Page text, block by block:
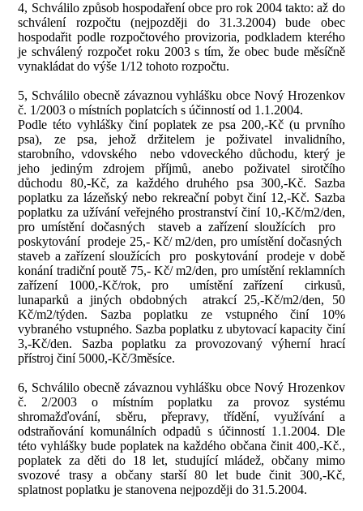
4, Schválilo způsob hospodaření obce pro rok 2004 takto: až do
schválení rozpočtu (nejpozději do 31.3.2004) bude obec
hospodařit podle rozpočtového provizoria, podkladem kterého
je schválený rozpočet roku 2003 s tím, že obec bude měsíčně
vynakládat do výše 1/12 tohoto rozpočtu.
5, Schválilo obecně závaznou vyhlášku obce Nový Hrozenkov
č. 1/2003 o místních poplatcích s účinností od 1.1.2004.
Podle této vyhlášky činí poplatek ze psa 200,-Kč (u prvního
psa), ze psa, jehož držitelem je poživatel invalidního,
starobního, vdovského
nebo vdoveckého důchodu, který je
jeho jediným zdrojem příjmů, anebo poživatel sirotčího
důchodu 80,-Kč, za každého druhého psa 300,-Kč. Sazba
poplatku za lázeňský nebo rekreační pobyt činí 12,-Kč. Sazba
poplatku za užívání veřejného prostranství činí 10,-Kč/m2/den,
pro umístění dočasných staveb a zařízení sloužících
pro
poskytování prodeje 25,- Kč/ m2/den, pro umístění dočasných
staveb a zařízení sloužících
pro poskytování prodeje v době
konání tradiční poutě 75,- Kč/ m2/den, pro umístění reklamních
zařízení 1000,-Kč/rok, pro
umístění zařízení
cirkusů,
lunaparků a jiných obdobných
atrakcí 25,-Kč/m2/den, 50
Kč/m2/týden. Sazba poplatku ze vstupného činí 10%
vybraného vstupného. Sazba poplatku z ubytovací kapacity činí
3,-Kč/den. Sazba poplatku za provozovaný výherní hrací
přístroj činí 5000,-Kč/3měsíce.
6, Schválilo obecně závaznou vyhlášku obce Nový Hrozenkov
č. 2/2003 o místním poplatku za provoz systému
shromažďování, sběru, přepravy, třídění, využívání a
odstraňování komunálních odpadů s účinností 1.1.2004. Dle
této vyhlášky bude poplatek na každého občana činit 400,-Kč.,
poplatek za děti do 18 let, studující mládež, občany mimo
svozové trasy a občany starší 80 let bude činit 300,-Kč,
splatnost poplatku je stanovena nejpozději do 31.5.2004.